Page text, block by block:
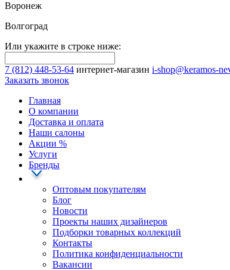
Воронеж
Волгоград
Или укажите в строке ниже:
7 (812) 448-53-64 интернет-магазин i-shop@keramos-
Заказать звонок
Главная
О компании
Доставка и оплата
Наши cалоны
Акции %
Услуги
Бренды
Оптовым покупателям
Блог
Новости
Проекты наших дизайнеров
Подборки товарных коллекций
Контакты
Политика конфиденциальности
Вакансии